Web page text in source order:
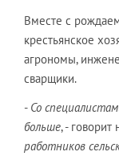
Вместе с
крестьянское
агрономы,
сварщики.
- Со
больше, - говорит
работников